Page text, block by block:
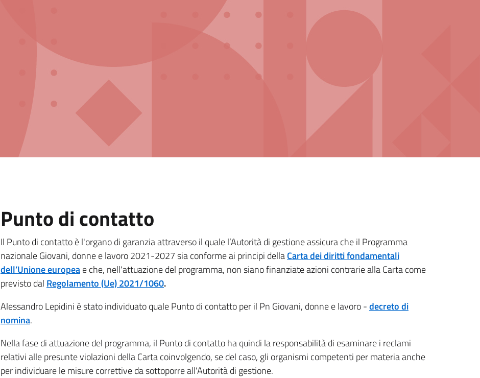
Punto di contatto
Il Punto di contatto è l'organo di garanzia attraverso il quale l’Autorità di gestione assicura che il Programma
nazionale Giovani, donne e lavoro 2021-2027 sia conforme ai principi dellaCarta dei diritti fondamentali
dell’Unione europeae che, nell'attuazione del programma, non siano finanziate azioni contrarie alla Carta come
previsto dal Regolamento (Ue) 2021/1060.
Alessandro Lepidini è stato individuato quale Punto di contatto per il Pn Giovani, donne e lavoro -decreto di
nomina.
Nella fase di attuazione del programma, il Punto di contatto ha quindi la responsabilità di esaminare i reclami
relativi alle presunte violazioni della Carta coinvolgendo, se del caso, gli organismi competenti per materia anche
per individuare le misure correttive da sottoporre all'Autorità di gestione.